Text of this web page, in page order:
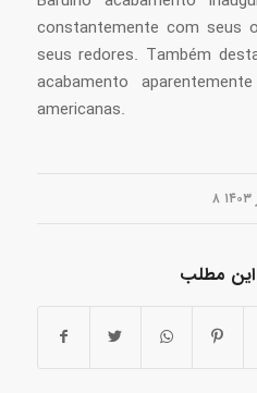
constantemente com seus
seus redores. Também
acabamento
americanas.
این مطلب